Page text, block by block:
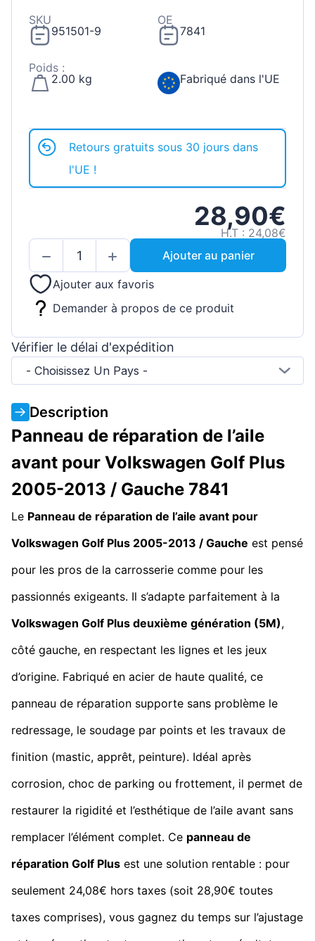
SKU
951501-9
OE
7841
Poids :
2.00 kg
Fabriqué dans l'UE
Retours gratuits sous 30 jours dans
l'UE !
28,90€
H.T : 24,08€
Ajouter au panier
Ajouter aux favoris
Demander à propos de ce produit
Vérifier le délai d'expédition
- Choisissez Un Pays -
Description
Panneau de réparation de l’aile
avant pour Volkswagen Golf Plus
2005-2013 / Gauche 7841
Le Panneau de réparation de l’aile avant pour
Volkswagen Golf Plus 2005-2013 / Gauche est pensé
pour les pros de la carrosserie comme pour les
passionnés exigeants. Il s’adapte parfaitement à la
Volkswagen Golf Plus deuxième génération (5M),
côté gauche, en respectant les lignes et les jeux
d’origine. Fabriqué en acier de haute qualité, ce
panneau de réparation supporte sans problème le
redressage, le soudage par points et les travaux de
finition (mastic, apprêt, peinture). Idéal après
corrosion, choc de parking ou frottement, il permet de
restaurer la rigidité et l’esthétique de l’aile avant sans
remplacer l’élément complet. Ce panneau de
réparation Golf Plus est une solution rentable : pour
seulement 24,08€ hors taxes (soit 28,90€ toutes
taxes comprises), vous gagnez du temps sur l’ajustage